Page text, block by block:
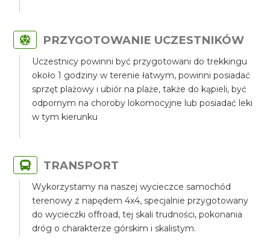
PRZYGOTOWANIE UCZESTNIKÓW
Uczestnicy powinni być przygotowani do trekkingu
około 1 godziny w terenie łatwym, powinni posiadać
sprzęt plażowy i ubiór na plaże, także do kąpieli, być
odpornym na choroby lokomocyjne lub posiadać leki
w tym kierunku
TRANSPORT
Wykorzystamy na naszej wycieczce samochód
terenowy z napędem 4x4, specjalnie przygotowany
do wycieczki offroad, tej skali trudności, pokonania
dróg o charakterze górskim i skalistym.